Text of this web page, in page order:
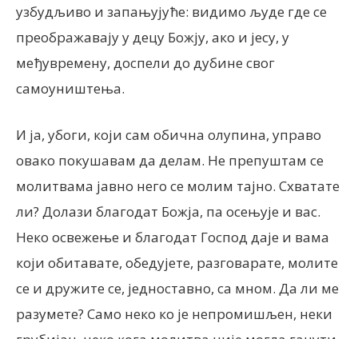
узбудљиво и запањујуће: видимо људе где се
преображавају у децу Божју, ако и јесу, у
међувремену, доспели до дубине свог
самоуништења.
И ја, убоги, који сам обична олупина, управо
овако покушавам да делам. Не препуштам се
молитвама јавно него се молим тајно. Схватате
ли? Долази благодат Божја, па осењује и вас.
Неко освежење и благодат Господ даје и вама
који обитавате, обедујете, разговарате, молите
се и дружите се, једноставно, са мном. Да ли ме
разумете? Само неко ко је непромишљен, неки